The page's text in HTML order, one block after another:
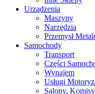
Urządzenia
Maszyny
Narzędzia
Przemysł
Samochody
Transport
Części
Wynajem
Usługi
Salony, Komisy